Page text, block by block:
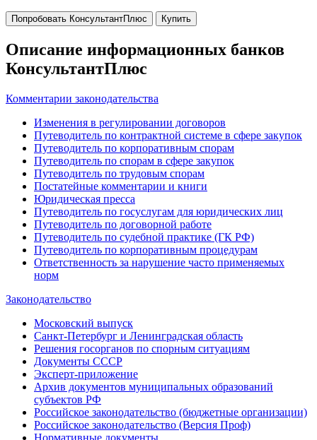
Попробовать КонсультантПлюс Купить
Описание информационных банков
КонсультантПлюс
Комментарии законодательства
Изменения в регулировании договоров
Путеводитель по контрактной системе в сфере закупок
Путеводитель по корпоративным спорам
Путеводитель по спорам в сфере закупок
Путеводитель по трудовым спорам
Постатейные комментарии и книги
Юридическая пресса
Путеводитель по госуслугам для юридических лиц
Путеводитель по договорной работе
Путеводитель по судебной практике (ГК РФ)
Путеводитель по корпоративным процедурам
Ответственность за нарушение часто применяемых
норм
Законодательство
Московский выпуск
Санкт-Петербург и Ленинградская область
Решения госорганов по спорным ситуациям
Документы СССР
Эксперт-приложение
Архив документов муниципальных образований
субъектов РФ
Российское законодательство (бюджетные организации)
Российское законодательство (Версия Проф)
Нормативные документы